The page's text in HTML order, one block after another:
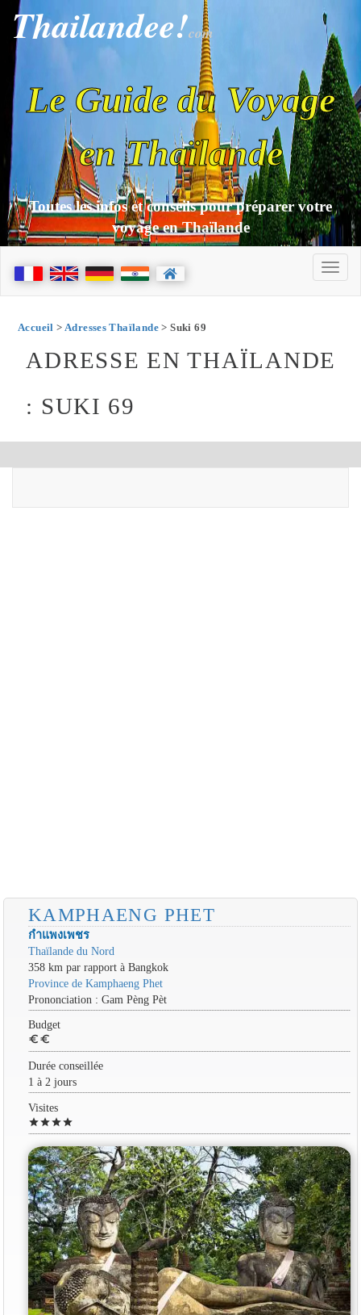
Thailandee!com
Le Guide du Voyage
en Thaïlande
Toutes les infos et conseils pour préparer votre
voyage en Thaïlande
Accueil > Adresses Thaïlande > Suki 69
ADRESSE EN THAÏLANDE
: SUKI 69
KAMPHAENG PHET
กำแพงเพชร
Thaïlande du Nord
358 km par rapport à Bangkok
Province de Kamphaeng Phet
Prononciation : Gam Pèng Pèt
Budget
euro euro
Durée conseillée
1 à 2 jours
Visites
starstarstarstar